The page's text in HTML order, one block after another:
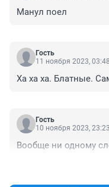
Манул поел
Гость
11 ноября 2023, 03:48
Ха ха ха. Блатные.
Гость
10 ноября 2023, 23:23
Вообще ни одному